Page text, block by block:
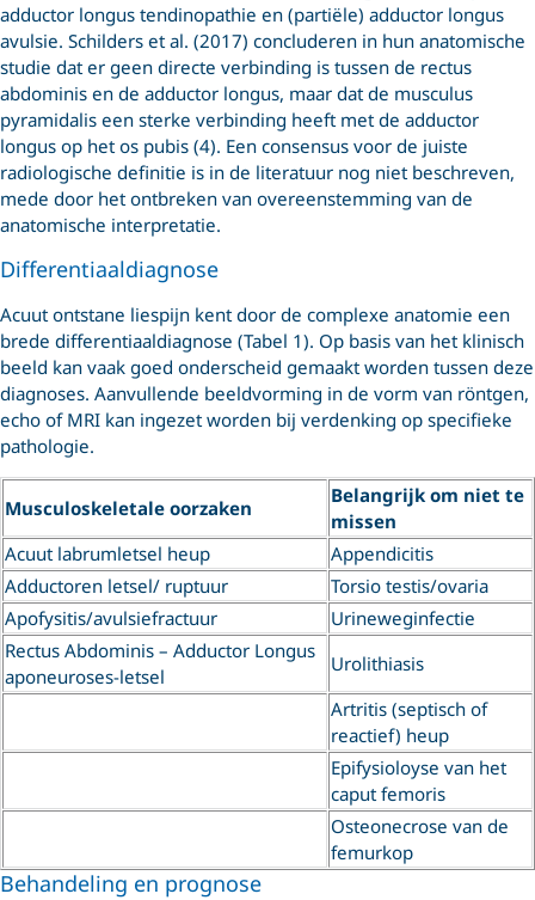
adductor longus tendinopathie en (partiële) adductor longus
avulsie. Schilders et al. (2017) concluderen in hun anatomische
studie dat er geen directe verbinding is tussen de rectus
abdominis en de adductor longus, maar dat de musculus
pyramidalis een sterke verbinding heeft met de adductor
longus op het os pubis (4). Een consensus voor de juiste
radiologische definitie is in de literatuur nog niet beschreven,
mede door het ontbreken van overeenstemming van de
anatomische interpretatie.
Differentiaaldiagnose
Acuut ontstane liespijn kent door de complexe anatomie een
brede differentiaaldiagnose (Tabel 1). Op basis van het klinisch
beeld kan vaak goed onderscheid gemaakt worden tussen deze
diagnoses. Aanvullende beeldvorming in de vorm van röntgen,
echo of MRI kan ingezet worden bij verdenking op specifieke
pathologie.
Musculoskeletale oorzaken
Belangrijk om niet te
missen
Acuut labrumletsel heup
Appendicitis
Adductoren letsel/ ruptuur
Torsio testis/ovaria
Apofysitis/avulsiefractuur
Urineweginfectie
Rectus Abdominis – Adductor Longus
aponeuroses-letsel
Urolithiasis
Artritis (septisch of
reactief) heup
Epifysioloyse van het
caput femoris
Osteonecrose van de
femurkop
Behandeling en prognose